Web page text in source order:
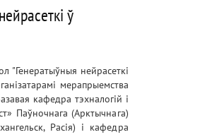
ў
"Генератыўныя нейрасеткі
мерапрыемства
кафедра тэхналогій і
Паўночнага (Арктычнага)
Расія) і кафедра